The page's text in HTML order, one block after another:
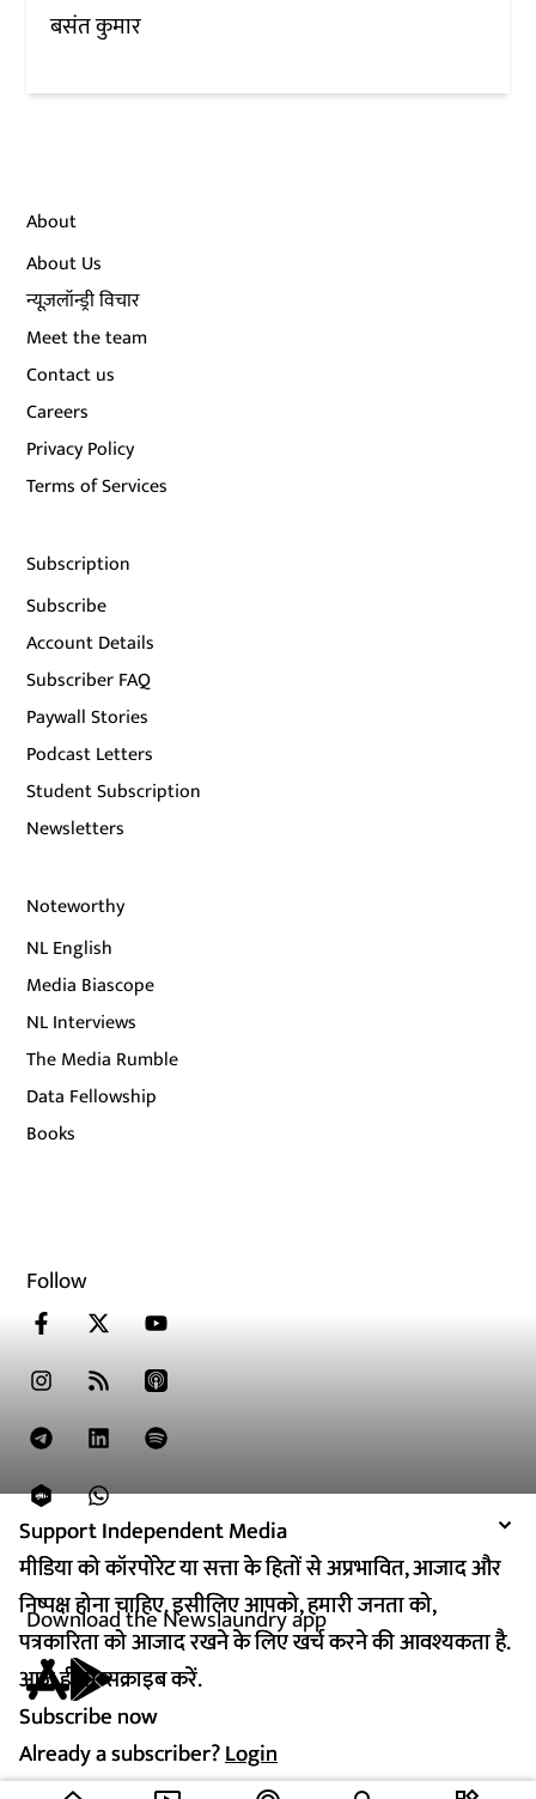
Support Independent Media
मीडिया को कॉरपोरेट या सत्ता के हितों से अप्रभावित, आजाद और
निष्पक्ष होना चाहिए. इसीलिए आपको, हमारी जनता को,
पत्रकारिता को आजाद रखने के लिए खर्च करने की आवश्यकता है.
आज ही सब्सक्राइब करें.
Subscribe now
Already a subscriber?Login
Support Independent Media
मीडिया को कॉरपोरेट या सत्ता के हितों से अप्रभावित, आजाद और
निष्पक्ष होना चाहिए. इसीलिए आपको, हमारी जनता को,
पत्रकारिता को आजाद रखने के लिए खर्च करने की आवश्यकता है.
आज ही सब्सक्राइब करें.
Subscribe now
Already a subscriber?Login
बसंत कुमार
About
About Us
न्यूज़लॉन्ड्री विचार
Meet the team
Contact us
Careers
Privacy Policy
Terms of Services
Subscription
Subscribe
Account Details
Subscriber FAQ
Paywall Stories
Podcast Letters
Student Subscription
Newsletters
Noteworthy
NL English
Media Biascope
NL Interviews
The Media Rumble
Data Fellowship
Books
Follow
Download the Newslaundry app